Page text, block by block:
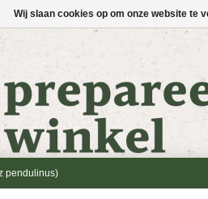
pendulinus)
Wij slaan cookies op om onze website te